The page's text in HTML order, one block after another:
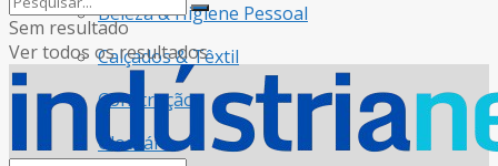
Beleza & Higiene Pessoal
Calçados & Têxtil
Construção
Glossário
Sem resultado
Ver todos os resultados